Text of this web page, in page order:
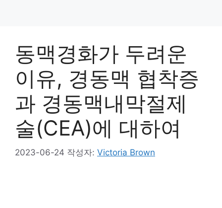
동맥경화가 두려운
이유, 경동맥 협착증
과 경동맥내막절제
술(CEA)에 대하여
2023-06-24 작성자: Victoria Brown